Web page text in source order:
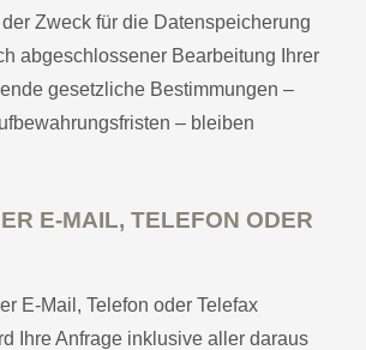
Zweck für die Datenspeicherung
abgeschlossener Bearbeitung Ihrer
gesetzliche Bestimmungen –
– bleiben
E-MAIL, TELEFON ODER
E-Mail, Telefon oder Telefax
Ihre Anfrage inklusive aller daraus